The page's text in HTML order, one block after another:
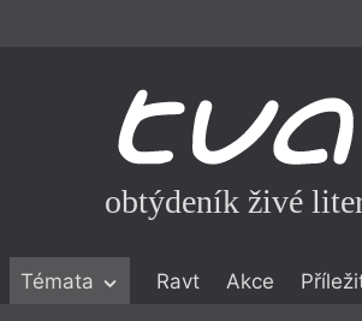
obtýdeník živé
Témata Ravt Akce